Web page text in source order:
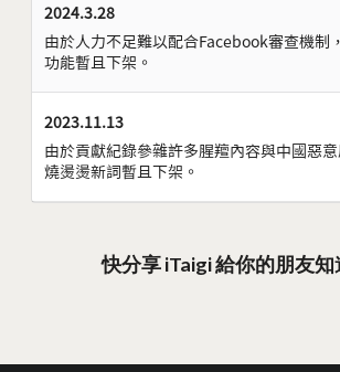
2024.3.28
由於人力不足難以配合Facebook審查機制
功能暫且下架。
2023.11.13
由於貢獻紀錄參雜許多腥羶內容與中國惡
燒燙燙新詞暫且下架。
快分享 iTaigi 給你的朋友知